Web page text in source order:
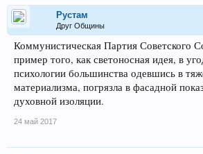
Рустам
Друг Общины
Коммунистическая Партия Советского
пример того, как светоносная идея, в
психологии большинства одевшись в
материализма, погрязла в фасадной
духовной изоляции.
24 май 2017